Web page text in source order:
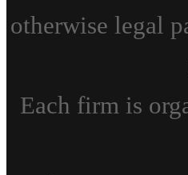
otherwise legal
Each firm is